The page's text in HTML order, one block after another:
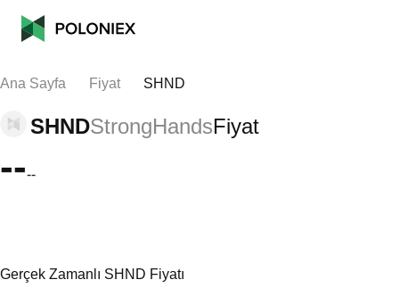
Ana Sayfa Fiyat SHND
SHNDStrongHandsFiyat
----
Gerçek Zamanlı SHND Fiyatı